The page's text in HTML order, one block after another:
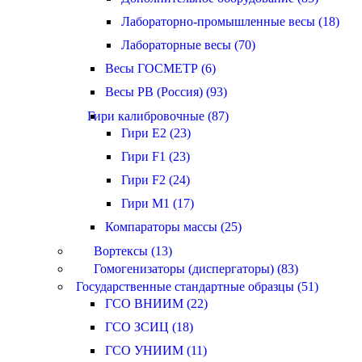
Лабораторно-промышленные весы (18)
Лабораторные весы (70)
Весы ГОСМЕТР (6)
Весы РВ (Россия) (93)
Гири калибровочные (87)
Гири E2 (23)
Гири F1 (23)
Гири F2 (24)
Гири M1 (17)
Компараторы массы (25)
Вортексы (13)
Гомогенизаторы (диспергаторы) (83)
Государственные стандартные образцы (51)
ГСО ВНИИМ (22)
ГСО ЗСИЦ (18)
ГСО УНИИМ (11)